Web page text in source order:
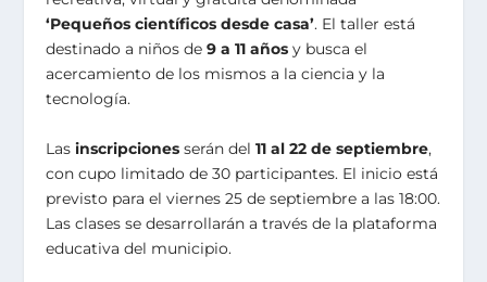
‘Pequeños científicos desde casa’. El taller está
destinado a niños de9 a 11 años y busca el
acercamiento de los mismos a la ciencia y la
tecnología.
Lasinscripciones serán del11 al 22 de septiembre,
con cupo limitado de 30 participantes. El inicio está
previsto para el viernes 25 de septiembre a las 18:00.
Las clases se desarrollarán a través de la plataforma
educativa del municipio.